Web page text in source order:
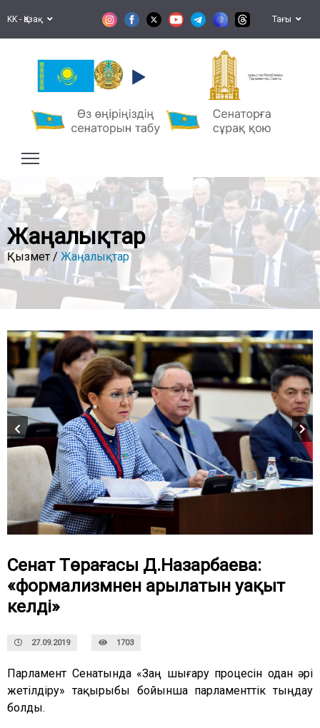
KK - Қазақ Тағы
Қазақстан Республикасы
Парламентінің Сенаты
Жаңалықтар
Қызмет / Жаңалықтар
Сенат Төрағасы Д.Назарбаева:
«формализмнен арылатын уақыт
келді»
27.09.2019 1703
Парламент Сенатында «Заң шығару процесін одан әрі
жетілдіру» тақырыбы бойынша парламенттік тыңдау
болды.